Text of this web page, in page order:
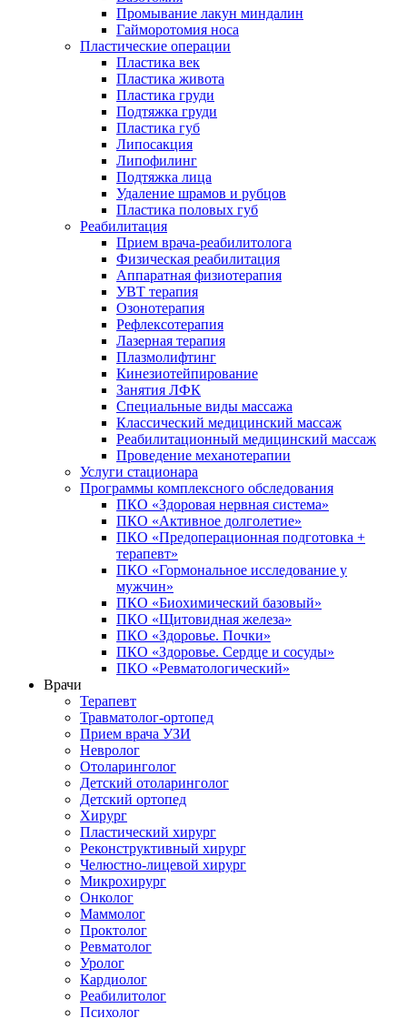
Промывание лакун миндалин
Гайморотомия носа
Пластические операции
Пластика век
Пластика живота
Пластика груди
Подтяжка груди
Пластика губ
Липосакция
Липофилинг
Подтяжка лица
Удаление шрамов и рубцов
Пластика половых губ
Реабилитация
Прием врача-реабилитолога
Физическая реабилитация
Аппаратная физиотерапия
УВТ терапия
Озонотерапия
Рефлексотерапия
Лазерная терапия
Плазмолифтинг
Кинезиотейпирование
Занятия ЛФК
Специальные виды массажа
Классический медицинский массаж
Реабилитационный медицинский массаж
Проведение механотерапии
Услуги стационара
Программы комплексного обследования
ПКО «Здоровая нервная система»
ПКО «Активное долголетие»
ПКО «Предоперационная подготовка +
терапевт»
ПКО «Гормональное исследование у
мужчин»
ПКО «Биохимический базовый»
ПКО «Щитовидная железа»
ПКО «Здоровье. Почки»
ПКО «Здоровье. Сердце и сосуды»
ПКО «Ревматологический»
Врачи
Терапевт
Травматолог-ортопед
Прием врача УЗИ
Невролог
Отоларинголог
Детский отоларинголог
Детский ортопед
Хирург
Пластический хирург
Реконструктивный хирург
Челюстно-лицевой хирург
Микрохирург
Онколог
Маммолог
Проктолог
Ревматолог
Уролог
Кардиолог
Реабилитолог
Психолог